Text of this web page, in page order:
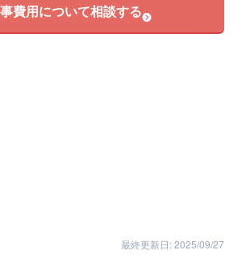
費用について相談する
最終更新日: 2025/09/27